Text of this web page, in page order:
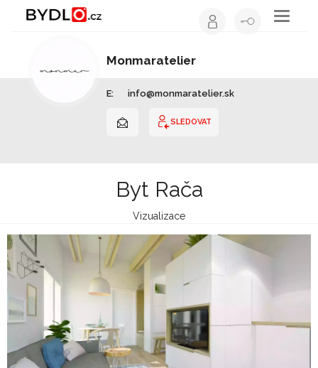
Toggle
Monmaratelier
E: info@monmaratelier.sk
SLEDOVAT
Byt Rača
Vizualizace